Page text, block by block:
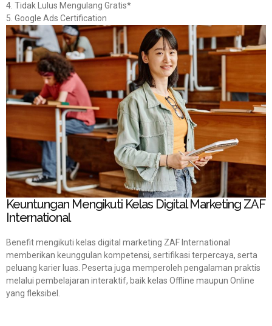
4. Tidak Lulus Mengulang Gratis*
5. Google Ads Certification
Keuntungan Mengikuti Kelas Digital Marketing ZAF
International
Benefit mengikuti kelas digital marketing ZAF International
memberikan keunggulan kompetensi, sertifikasi terpercaya, serta
peluang karier luas. Peserta juga memperoleh pengalaman praktis
melalui pembelajaran interaktif, baik kelas Offline maupun Online
yang fleksibel.